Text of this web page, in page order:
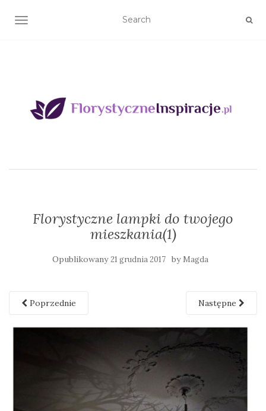
TOGGLE NAVIGATION
Florystyczne lampki do twojego
mieszkania(1)
Opublikowany21 grudnia 2017 by Magda
Poprzednie Następne